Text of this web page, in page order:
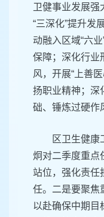
卫健事业发展强
“三深化”提升发
动融入区域“六
保障；深化行业
风，开展“上善
扬职业精神；深
础、锤炼过硬作
区卫生健康
炯对二季度重点
站位，强化责任
任。二是要聚焦
以赴确保中期目